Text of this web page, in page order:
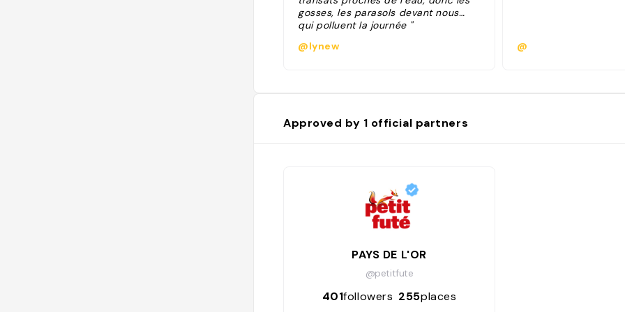
gosses, les parasols devant nous…
qui polluent la journée "
@lynew
@
Approved by 1 official partners
PAYS DE L'OR
@petitfute
401followers 255places